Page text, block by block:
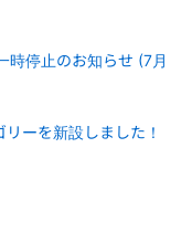
時停止のお知らせ (7月
ーを新設しました！